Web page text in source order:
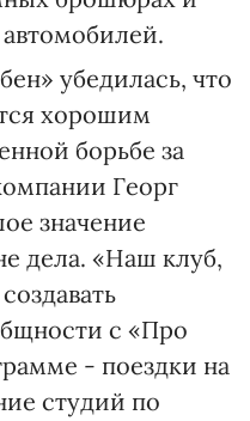
убедилась, что
хорошим
борьбе за
Георг
значение
дела. «Наш клуб,
с «Про
- поездки на
студий по